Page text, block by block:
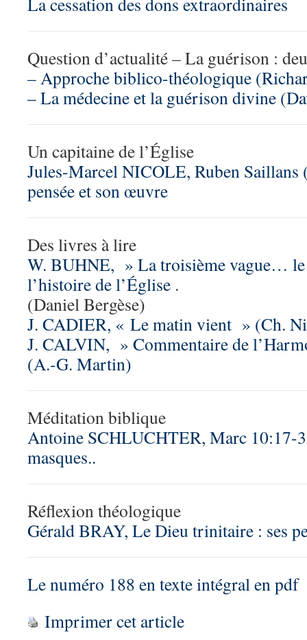
Question d’actualité – La guérison :
– Approche biblico-théologique
– La médecine et la guérison divine
Un capitaine de l’Église
Jules-Marcel NICOLE, Ruben Saillans
pensée et son œuvre
Des livres à lire
W. BUHNE, » La troisième vague… le
l’histoire de l’Église .
(Daniel Bergèse)
J. CADIER, « Le matin vient » (Ch.
J. CALVIN, » Commentaire de
(A.-G. Martin)
Méditation biblique
Antoine SCHLUCHTER, Marc 10:17-
masques..
Réflexion théologique
Gérald BRAY, Le Dieu trinitaire : ses
Le numéro 188 en texte intégral en pdf
Imprimer cet article